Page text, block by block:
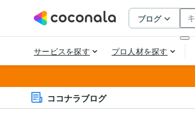
ココナラブログ